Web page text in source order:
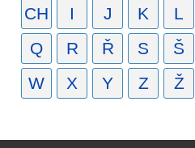
CH
I J K L
Q
R Ř S Š
W
X Y Z Ž